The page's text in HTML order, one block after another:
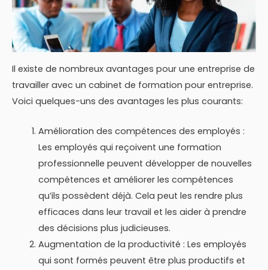
Il existe de nombreux avantages pour une entreprise de
travailler avec un cabinet de formation pour entreprise.
Voici quelques-uns des avantages les plus courants:
Amélioration des compétences des employés :
Les employés qui reçoivent une formation
professionnelle peuvent développer de nouvelles
compétences et améliorer les compétences
qu’ils possèdent déjà. Cela peut les rendre plus
efficaces dans leur travail et les aider à prendre
des décisions plus judicieuses.
Augmentation de la productivité : Les employés
qui sont formés peuvent être plus productifs et